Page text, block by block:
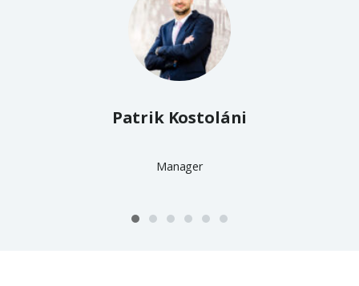
Patrik Kostoláni
Manager